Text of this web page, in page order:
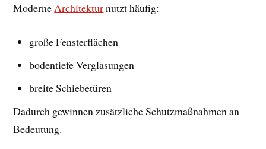
ModerneArchitekturnutzt häufig:
große Fensterflächen
bodentiefe Verglasungen
breite Schiebetüren
Dadurch gewinnen zusätzliche Schutzmaßnahmen an
Bedeutung.